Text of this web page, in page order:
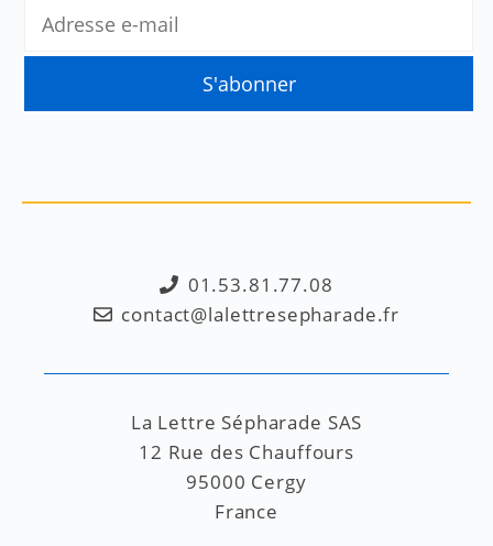
01.53.81.77.08
contact@lalettresepharade.fr
La Lettre Sépharade SAS
12 Rue des Chauffours
95000 Cergy
France